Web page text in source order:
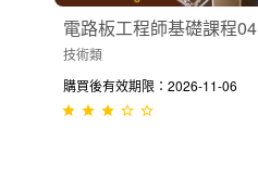
電路板工程師基礎課程04
技術類
購買後有效期限：2026-11-06